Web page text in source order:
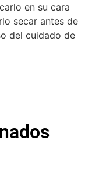
en su cara
secar antes de
del cuidado de